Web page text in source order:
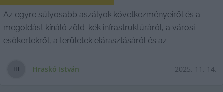
Az egyre súlyosabb aszályok következményeiről és a
megoldást kínáló zöld-kék infrastruktúráról, a városi
esőkertekről, a területek elárasztásáról és az
HI Hraskó István 2025. 11. 14.